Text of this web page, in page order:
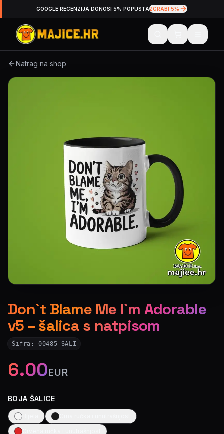
GOOGLE RECENZIJA DONOSI 5% POPUSTAZGRABI 5%
Natrag na shop
Don`t Blame Me I`m Adorable
v5 – šalica s natpisom
Šifra:00485-SALI
6.00EUR
BOJA ŠALICE